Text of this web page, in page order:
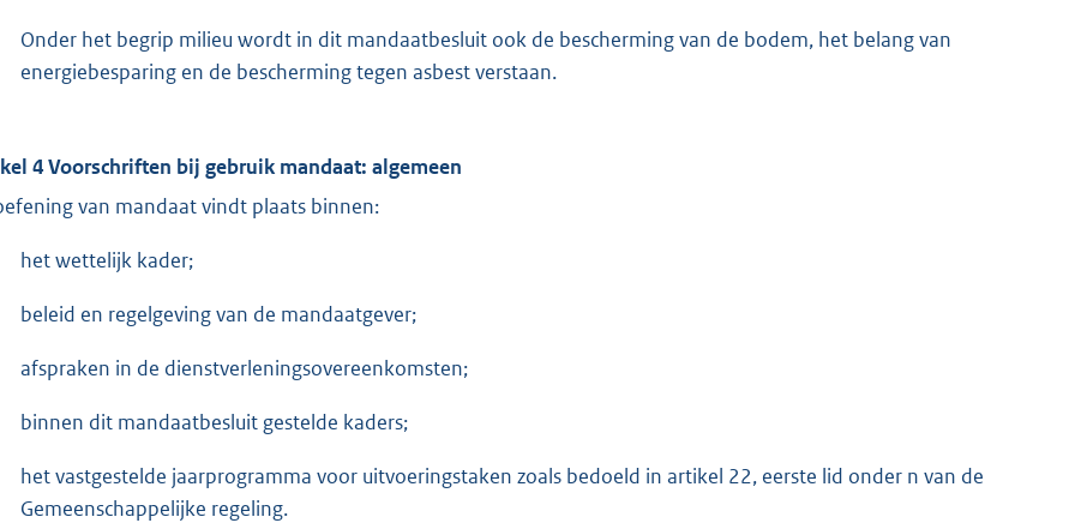
Onder het begrip milieu wordt in dit mandaatbesluit ook de bescherming van de bodem, het belang van
energiebesparing en de bescherming tegen asbest verstaan.
4 Voorschriften bij gebruik mandaat: algemeen
van mandaat vindt plaats binnen:
het wettelijk kader;
beleid en regelgeving van de mandaatgever;
afspraken in de dienstverleningsovereenkomsten;
binnen dit mandaatbesluit gestelde kaders;
het vastgestelde jaarprogramma voor uitvoeringstaken zoals bedoeld in artikel 22, eerste lid onder n van de
Gemeenschappelijke regeling.